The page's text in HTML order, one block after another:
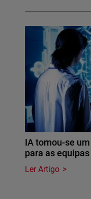
IA tornou-se
para as
Ler Artigo